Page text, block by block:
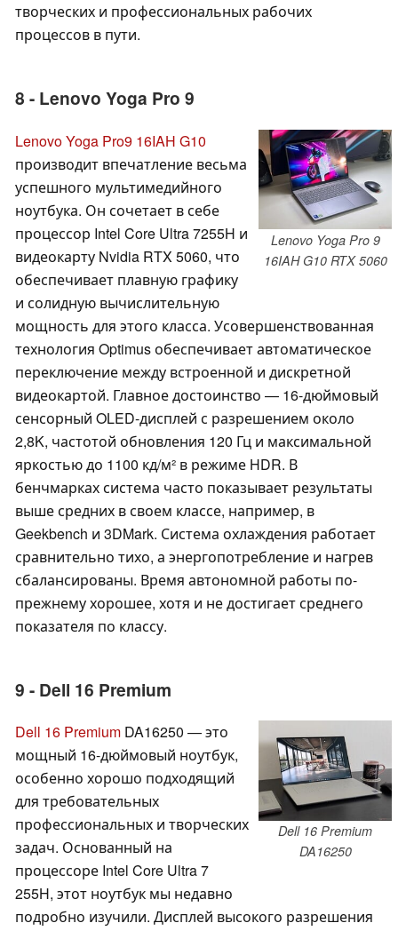
творческих и профессиональных рабочих
процессов в пути.
8 - Lenovo Yoga Pro 9
Lenovo Yoga Pro 9
16IAH G10 RTX 5060
Lenovo Yoga Pro9 16IAH G10
производит впечатление весьма
успешного мультимедийного
ноутбука. Он сочетает в себе
процессор Intel Core Ultra 7255H и
видеокарту Nvidia RTX 5060, что
обеспечивает плавную графику
и солидную вычислительную
мощность для этого класса. Усовершенствованная
технология Optimus обеспечивает автоматическое
переключение между встроенной и дискретной
видеокартой. Главное достоинство — 16-дюймовый
сенсорный OLED-дисплей с разрешением около
2,8K, частотой обновления 120 Гц и максимальной
яркостью до 1100 кд/м² в режиме HDR. В
бенчмарках система часто показывает результаты
выше средних в своем классе, например, в
Geekbench и 3DMark. Система охлаждения работает
сравнительно тихо, а энергопотребление и нагрев
сбалансированы. Время автономной работы по-
прежнему хорошее, хотя и не достигает среднего
показателя по классу.
9 - Dell 16 Premium
Dell 16 Premium
DA16250
Dell 16 Premium DA16250 — это
мощный 16-дюймовый ноутбук,
особенно хорошо подходящий
для требовательных
профессиональных и творческих
задач. Основанный на
процессоре Intel Core Ultra 7
255H, этот ноутбук мы недавно
подробно изучили. Дисплей высокого разрешения